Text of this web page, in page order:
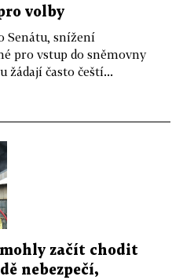
volby
Senátu, snížení
pro vstup do sněmovny
žádají často čeští...
začít chodit
nebezpečí,